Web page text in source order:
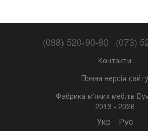
(098) 520-90-80 (073)
Контакти
Повна версія сайту
Фабрика м'яких меблів
2013 - 2026
Укр Рус